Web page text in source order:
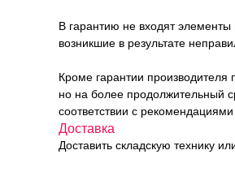
В гарантию не входят
возникшие в результате
Кроме гарантии производителя
но на более продолжительный
соответствии с рекомендациями
Доставка
Доставить складскую технику